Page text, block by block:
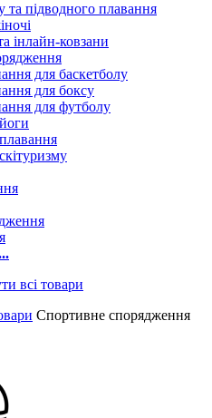
та підводного плавання
інлайн-ковзани
для баскетболу
для боксу
для футболу
Спортивне спорядження